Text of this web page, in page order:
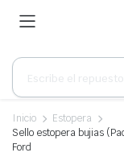
Búsqueda
productos
Inicio
Estopera
Sello estopera bujias
Ford